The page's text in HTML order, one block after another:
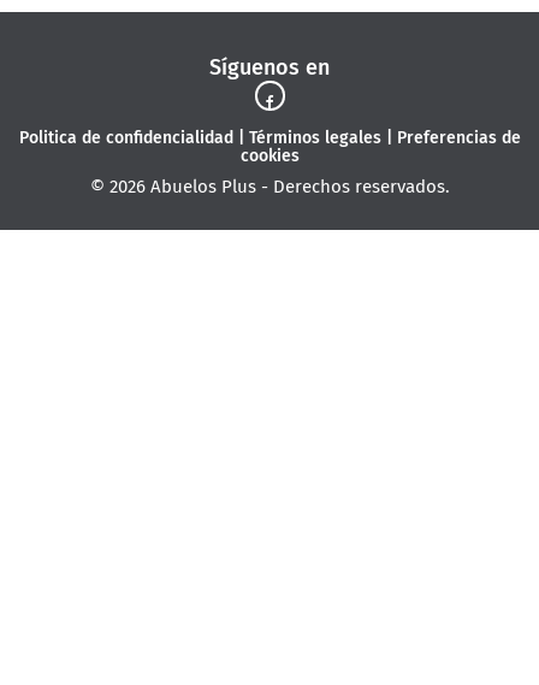
Síguenos en
Politica de confidencialidad Términos legales| Preferencias de
cookies
© 2026 Abuelos Plus - Derechos reservados.